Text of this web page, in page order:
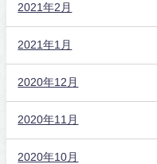
2021年2月
2021年1月
2020年12月
2020年11月
2020年10月